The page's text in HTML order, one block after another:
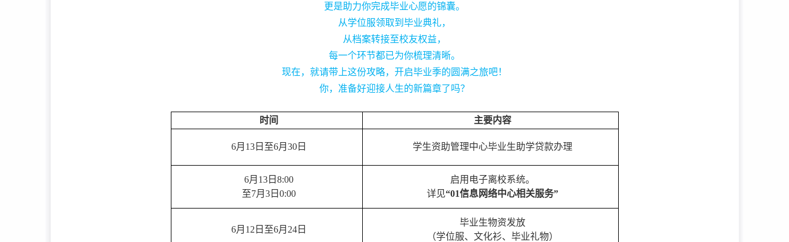
更是助力你完成毕业心愿的锦囊。
从学位服领取到毕业典礼，
从档案转接至校友权益，
每一个环节都已为你梳理清晰。
现在，就请带上这份攻略，开启毕业季的圆满之旅吧！
你，准备好迎接人生的新篇章了吗？
时间 主要内容
6月13日至6月30日 学生资助管理中心毕业生助学贷款办理
6月13日8:00
至7月3日0:00
启用电子离校系统。
详见“01信息网络中心相关服务”
6月12日至6月24日
毕业生物资发放
（学位服、文化衫、毕业礼物）